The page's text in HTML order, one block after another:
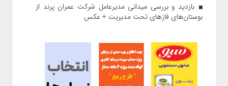
بازدید و بررسی میدانی مدیرعامل شرکت عمران پرند از
بوستان‌های فازهای تحت مدیریت + عکس